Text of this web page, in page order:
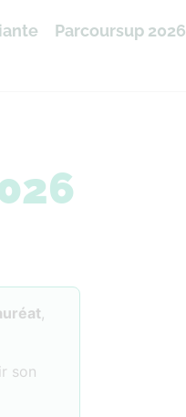
Parcoursup 2026
,
son